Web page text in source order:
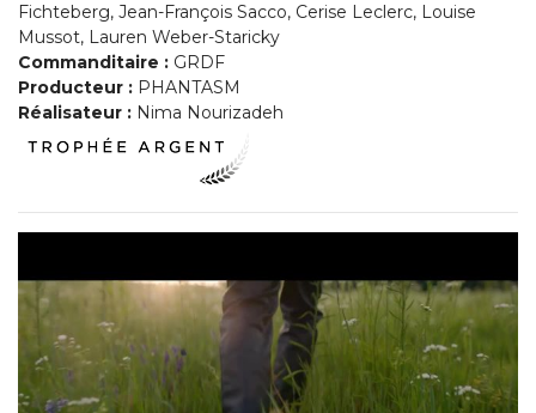
Fichteberg, Jean-François Sacco, Cerise Leclerc, Louise
Mussot, Lauren Weber-Staricky
Commanditaire : GRDF
Producteur : PHANTASM
Réalisateur : Nima Nourizadeh